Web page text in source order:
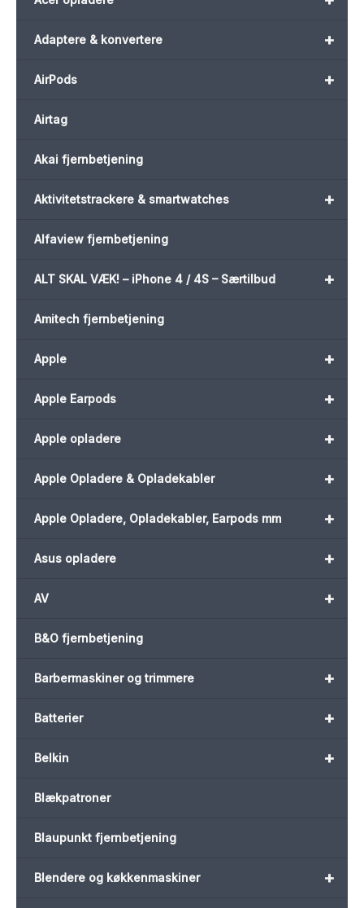
+
Adaptere & konvertere
+
AirPods
Airtag
Akai fjernbetjening
+
Aktivitetstrackere & smartwatches
Alfaview fjernbetjening
+
ALT SKAL VÆK! – iPhone 4 / 4S – Særtilbud
Amitech fjernbetjening
+
Apple
+
Apple Earpods
+
Apple opladere
+
Apple Opladere & Opladekabler
+
Apple Opladere, Opladekabler, Earpods mm
+
Asus opladere
+
AV
B&O fjernbetjening
+
Barbermaskiner og trimmere
+
Batterier
+
Belkin
Blækpatroner
Blaupunkt fjernbetjening
+
Blendere og køkkenmaskiner